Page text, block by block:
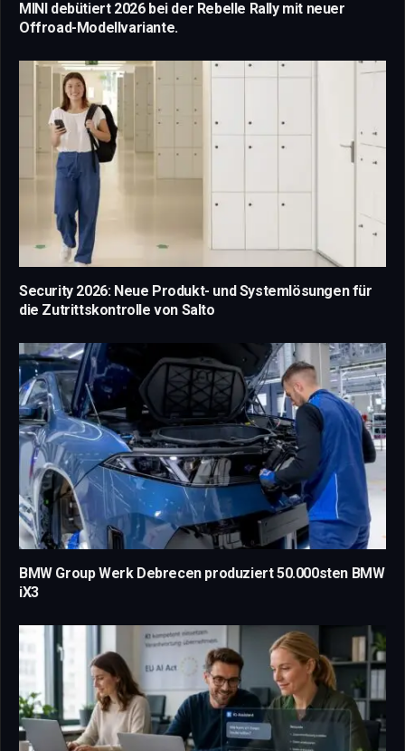
MINI debütiert 2026 bei der Rebelle Rally mit neuer
Offroad-Modellvariante.
Security 2026: Neue Produkt- und Systemlösungen für
die Zutrittskontrolle von Salto
BMW Group Werk Debrecen produziert 50.000sten BMW
iX3